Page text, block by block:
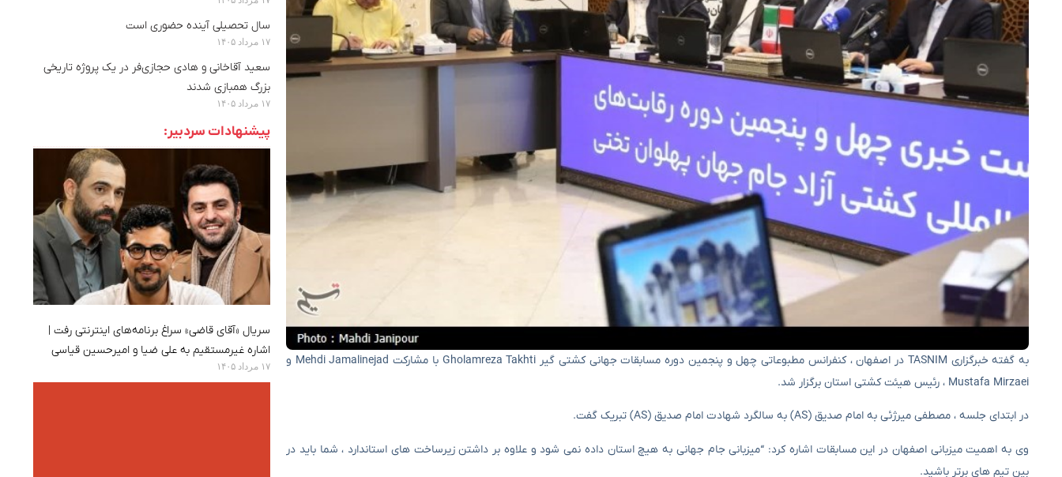
به گفته خبرگزاری TASNIM در اصفهان ، کنفرانس مطبوعاتی چهل و پنجمین دوره مسابقات جهانی کشتی گیر Gholamreza Takhti با مشارکت Mehdi Jamalinejad و
Mustafa Mirzaei ، رئیس هیئت کشتی استان برگزار شد.
در ابتدای جلسه ، مصطفی میرژئی به امام صدیق (AS) به سالگرد شهادت امام صدیق (AS) تبریک گفت.
وی به اهمیت میزبانی اصفهان در این مسابقات اشاره کرد: “میزبانی جام جهانی به هیچ استان داده نمی شود و علاوه بر داشتن زیرساخت های استاندارد ، شما باید در
بین تیم های برتر باشید.
سال تحصیلی آینده حضوری است
۱۷ مرداد ۱۴۰۵
سعید آقاخانی و هادی حجازی‌فر در یک پروژه تاریخی
بزرگ همبازی شدند
۱۷ مرداد ۱۴۰۵
پیشنهادات سردبیر:
سریال «آقای قاضی» سراغ برنامه‌های اینترنتی رفت |
اشاره غیرمستقیم به علی ضیا و امیرحسین قیاسی
۱۷ مرداد ۱۴۰۵